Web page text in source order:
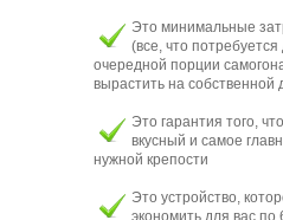
Это минимальные
(все, что
очередной порции
вырастить на собственной
Это гарантия того,
вкусный и самое
нужной крепости
Это устройство,